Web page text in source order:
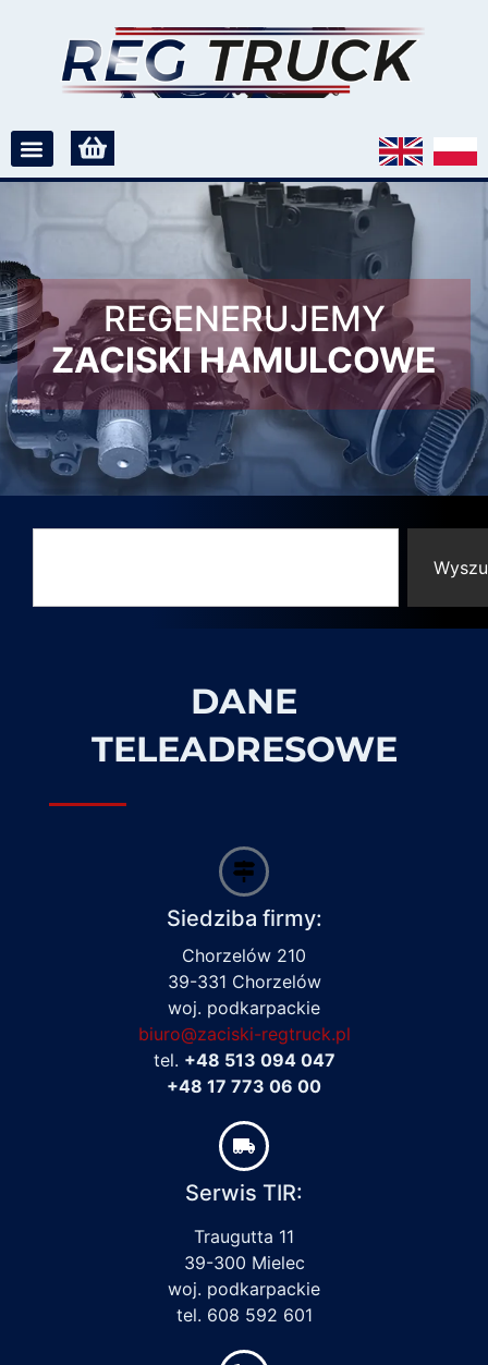
REGENERUJEMY
ZACISKI HAMULCOWE
DANE
TELEADRESOWE
Siedziba firmy:
Chorzelów 210
39-331 Chorzelów
woj. podkarpackie
biuro@zaciski-regtruck.pl
tel. +48 513 094 047
+48 17 773 06 00
Serwis TIR:
Traugutta 11
39-300 Mielec
woj. podkarpackie
tel. 608 592 601